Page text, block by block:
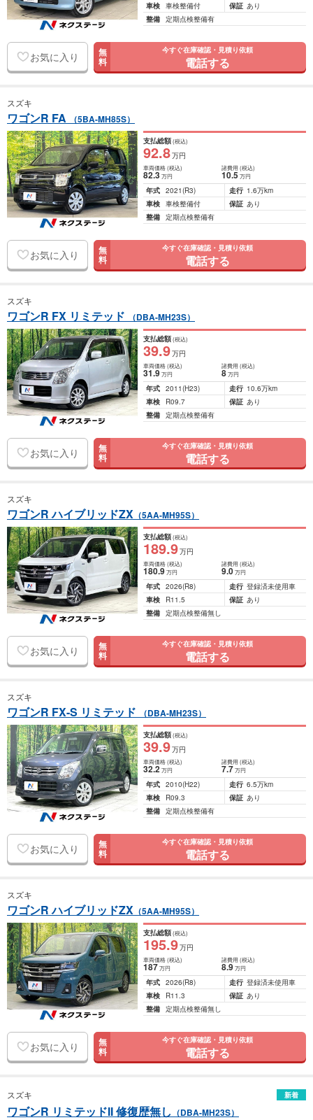
車検 車検整備付 保証 あり
整備 定期点検整備有
お気に入り 無
料
今すぐ在庫確認・見積り依頼
電話する
スズキ
ワゴンR FA （5BA-MH85S）
支払総額(税込)
92.8万円
車両価格(税込)
82.3万円
諸費用 (税込)
10.5 万円
年式 2021(R3) 走行 1.6万km
車検 車検整備付 保証 あり
整備 定期点検整備有
お気に入り 無
料
今すぐ在庫確認・見積り依頼
電話する
スズキ
ワゴンR FX リミテッド （DBA-MH23S）
支払総額(税込)
39.9万円
車両価格(税込)
31.9万円
諸費用 (税込)
8 万円
年式 2011(H23) 走行 10.6万km
車検
R09.7 保証 あり
整備 定期点検整備有
お気に入り 無
料
今すぐ在庫確認・見積り依頼
電話する
スズキ
ワゴンR ハイブリッドZX （5AA-MH95S）
支払総額(税込)
189.9万円
車両価格(税込)
180.9万円
諸費用 (税込)
9.0 万円
年式 2026(R8) 走行 登録済未使用車
車検
R11.5 保証 あり
整備 定期点検整備無し
お気に入り 無
料
今すぐ在庫確認・見積り依頼
電話する
スズキ
ワゴンR FX-S リミテッド （DBA-MH23S）
支払総額(税込)
39.9万円
車両価格(税込)
32.2万円
諸費用 (税込)
7.7 万円
年式 2010(H22) 走行 6.5万km
車検
R09.3 保証 あり
整備 定期点検整備有
お気に入り 無
料
今すぐ在庫確認・見積り依頼
電話する
スズキ
ワゴンR ハイブリッドZX （5AA-MH95S）
支払総額(税込)
195.9万円
車両価格(税込)
187万円
諸費用 (税込)
8.9 万円
年式 2026(R8) 走行 登録済未使用車
車検
R11.3 保証 あり
整備 定期点検整備無し
お気に入り 無
料
今すぐ在庫確認・見積り依頼
電話する
スズキ 新着
ワゴンR リミテッドII 修復歴無し （DBA-MH23S）